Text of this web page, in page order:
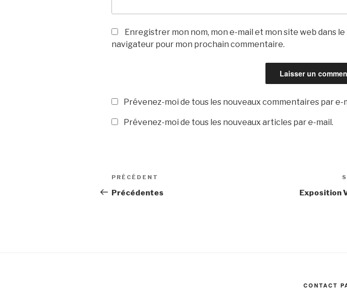
Enregistrer mon nom, mon e-mail et mon site web dans le
navigateur pour mon prochain commentaire.
Prévenez-moi de tous les nouveaux commentaires par e-
Prévenez-moi de tous les nouveaux articles par e-mail.
PRÉCÉDENT
Précédentes Exposition
CONTACT